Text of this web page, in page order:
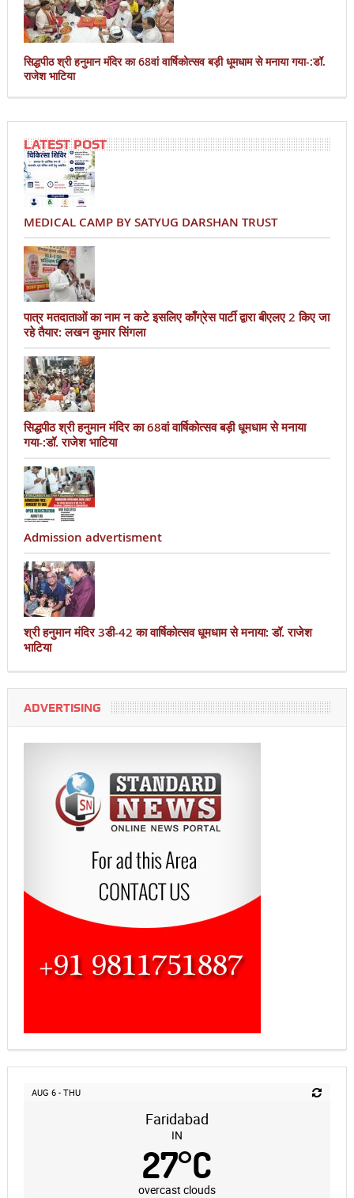
सिद्धपीठ श्री हनुमान मंदिर का 68वां वार्षिकोत्सव बड़ी धूमधाम से मनाया गया-:डॉ.
राजेश भाटिया
LATEST POST
MEDICAL CAMP BY SATYUG DARSHAN TRUST
पात्र मतदाताओं का नाम न कटे इसलिए काँग्रेस पार्टी द्वारा बीएलए 2 किए जा
रहे तैयार: लखन कुमार सिंगला
सिद्धपीठ श्री हनुमान मंदिर का 68वां वार्षिकोत्सव बड़ी धूमधाम से मनाया
गया-:डॉ. राजेश भाटिया
Admission advertisment
श्री हनुमान मंदिर 3डी-42 का वार्षिकोत्सव धूमधाम से मनाया: डॉ. राजेश
भाटिया
ADVERTISING
AUG 6 - THU
Faridabad
IN
27°C
overcast clouds